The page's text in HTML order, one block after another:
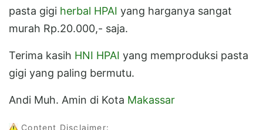
pasta gigi herbal HPAI yang harganya sangat
murah Rp.20.000,- saja.
Terima kasih HNI HPAI yang memproduksi pasta
gigi yang paling bermutu.
Andi Muh. Amin di Kota Makassar
Content Disclaimer: